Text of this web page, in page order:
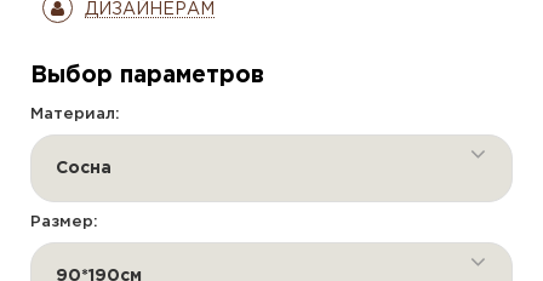
ДИЗАЙНЕРАМ
Выбор параметров
Материал:
Сосна
Размер:
90*190см